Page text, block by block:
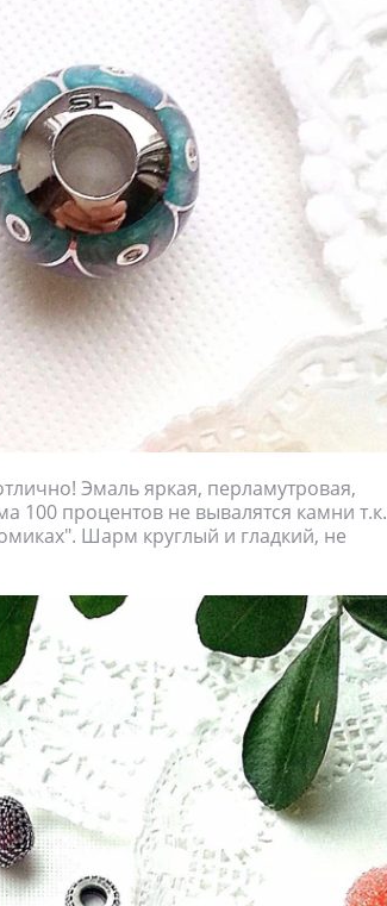
Эмаль яркая, перламутровая,
100 процентов не вывалятся камни т.к.
Шарм круглый и гладкий, не